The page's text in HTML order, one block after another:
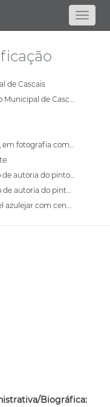
de Cascais
de Cascais
dedicatória ao amigo Eduardo Leite
do Mosteiro de S. Vicente de Fora representando um grupo de camponeses
Leite representando uma batalha naval
das sessões dos Paços do Concelho de Cascais
Biográfica: